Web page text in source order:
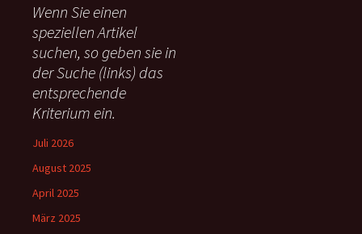
n
n
a
c
:
Wenn Sie einen
speziellen Artikel
suchen, so geben sie in
der Suche (links) das
entsprechende
Kriterium ein.
Juli 2026
August 2025
April 2025
März 2025